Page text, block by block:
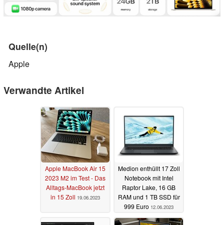
Quelle(n)
Apple
Verwandte Artikel
Apple MacBook Air 15
2023 M2 im Test - Das
Alltags-MacBook jetzt
in 15 Zoll 19.06.2023
Medion enthüllt 17 Zoll
Notebook mit Intel
Raptor Lake, 16 GB
RAM und 1 TB SSD für
999 Euro 12.06.2023